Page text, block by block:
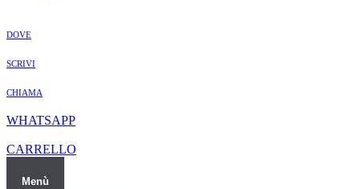
DOVE
SCRIVI
CHIAMA
WHATSAPP
CARRELLO
Menù